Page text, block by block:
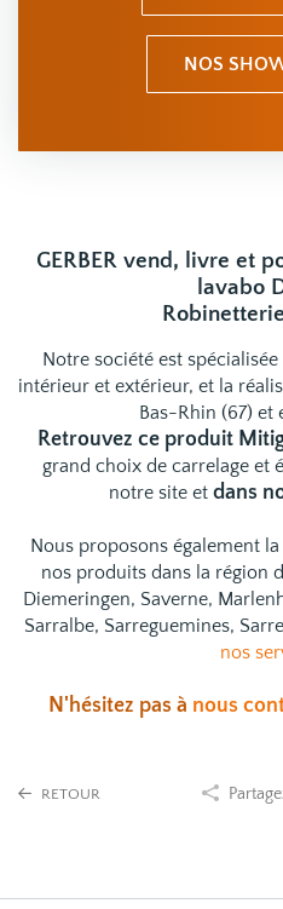
NOS
GERBER vend, livre et
lavabo
Notre société est
intérieur et extérieur, et la
Bas-Rhin (67) et
Retrouvez ce produit
grand choix de carrelage et
notre site et dans
Nous proposons également
nos produits dans la région
Diemeringen, Saverne,
Sarralbe, Sarreguemines,
nos
N'hésitez pas à nous
RETOUR